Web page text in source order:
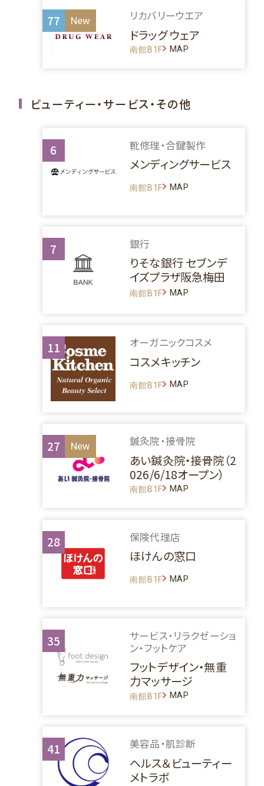
77 リカバリーウエア
ドラッグ ウェア
南館B1F MAP
ビューティー・サービス・その他
6 靴修理・合鍵製作
メンディングサービス
南館B1F MAP
7 銀行
りそな銀行 セブンデ
イズプラザ阪急梅田
南館B1F MAP
11 オーガニックコスメ
コスメキッチン
南館B1F MAP
27 鍼灸院・接骨院
あい鍼灸院・接骨院（2
026/6/18オープン）
南館B1F MAP
28 保険代理店
ほけんの窓口
南館B1F MAP
35
サービス・リラクゼーショ
ン・フットケア
フットデザイン・無重
力マッサージ
南館B1F MAP
41 美容品・肌診断
ヘルス＆ビューティー
メトラボ